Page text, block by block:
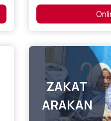
ZAKAT
ARAKAN